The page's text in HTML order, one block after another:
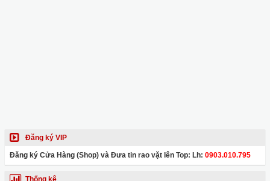
Đăng ký VIP
Đăng ký Cửa Hàng (Shop) và Đưa tin rao vặt lên Top: Lh: 0903.010.795
Thống kê